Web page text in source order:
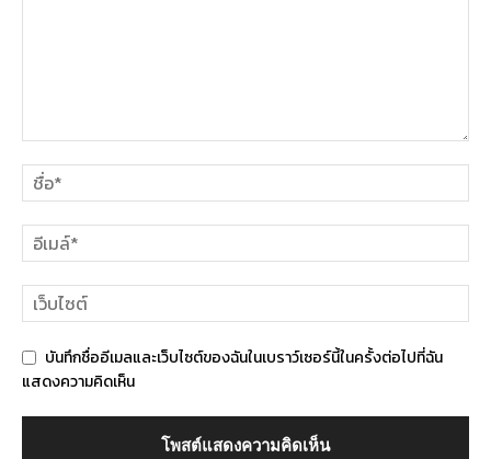
บันทึกชื่ออีเมลและเว็บไซต์ของฉันในเบราว์เซอร์นี้ในครั้งต่อไปที่ฉัน
แสดงความคิดเห็น